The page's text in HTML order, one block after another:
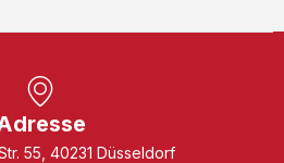
55, 40231 Düsseldorf